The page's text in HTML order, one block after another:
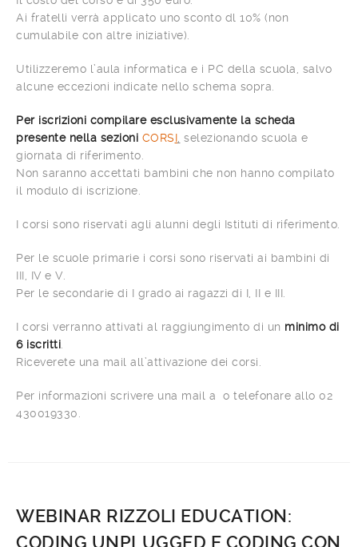
Ai fratelli verrà applicato uno sconto dl 10% (non
cumulabile con altre iniziative).
Utilizzeremo l’aula informatica e i PC della scuola, salvo
alcune eccezioni indicate nello schema sopra.
Per iscrizioni compilare esclusivamente la scheda
presente nella sezioni CORSI selezionando scuola e
giornata di riferimento.
Non saranno accettati bambini che non hanno compilato
il modulo di iscrizione.
I corsi sono riservati agli alunni degli Istituti di riferimento.
Per le scuole primarie i corsi sono riservati ai bambini di
III, IV e V.
Per le secondarie di I grado ai ragazzi di I, II e III.
I corsi verranno attivati al raggiungimento di un minimo di
6 iscritti
Riceverete una mail all’attivazione dei corsi.
Per informazioni scrivere una mail a o telefonare allo 02
430019330.
WEBINAR RIZZOLI EDUCATION:
CODING UNPLUGGED E CODING CON